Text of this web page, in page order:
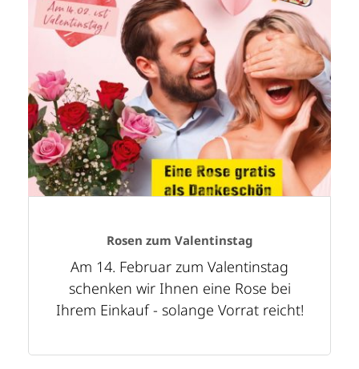
Rosen zum Valentinstag
Am 14. Februar zum Valentinstag
schenken wir Ihnen eine Rose bei
Ihrem Einkauf - solange Vorrat reicht!